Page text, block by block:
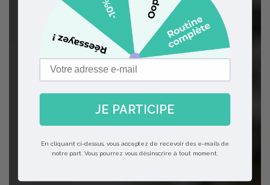
JE PARTICIPE
En cliquant ci-dessus, vous acceptez de recevoir des e-mails de
notre part. Vous pourrez vous désinscrire à tout moment.